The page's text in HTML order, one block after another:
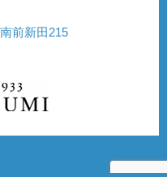
前新田215